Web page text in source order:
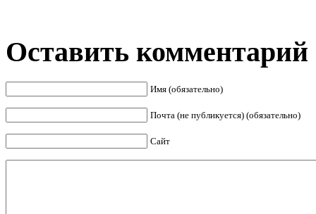
Оставить комментарий
Имя (обязательно)
Почта (не публикуется) (обязательно)
Сайт